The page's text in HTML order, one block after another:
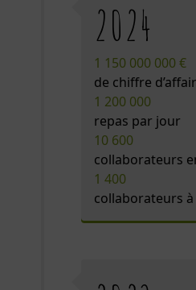
2024
1 150 000 000 €
de chiffre
1 200 000
repas par jour
10 600
collaborateurs
1 400
collaborateurs